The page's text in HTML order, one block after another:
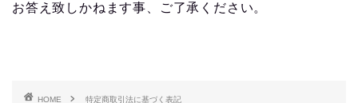
お答え致しかねます事、ご了承ください。
HOME 特定商取引法に基づく表記